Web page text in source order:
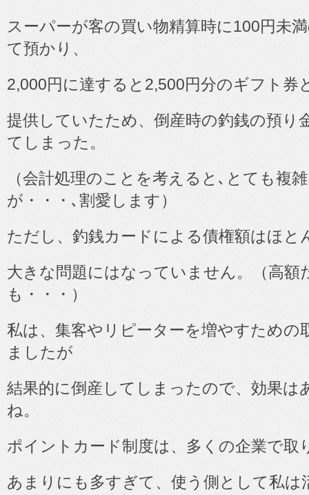
スーパーが客の買い物精算時に100円未
て預かり、
2,000円に達すると 2,500円分のギフト券
提供していたため、倒産時の釣銭の預り
てしまった。
（会計処理のことを考えると､とても複
が・・・､割愛します）
ただし、釣銭カードによる債権額はほと
大きな問題にはなっていません。（高額
も・・・）
私は、集客やリピーターを増やすための
ましたが
結果的に倒産してしまったので、効果は
ね。
ポイントカード制度は、多くの企業で取
あまりにも多すぎて、使う側として私